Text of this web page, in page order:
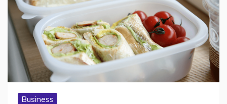
Business